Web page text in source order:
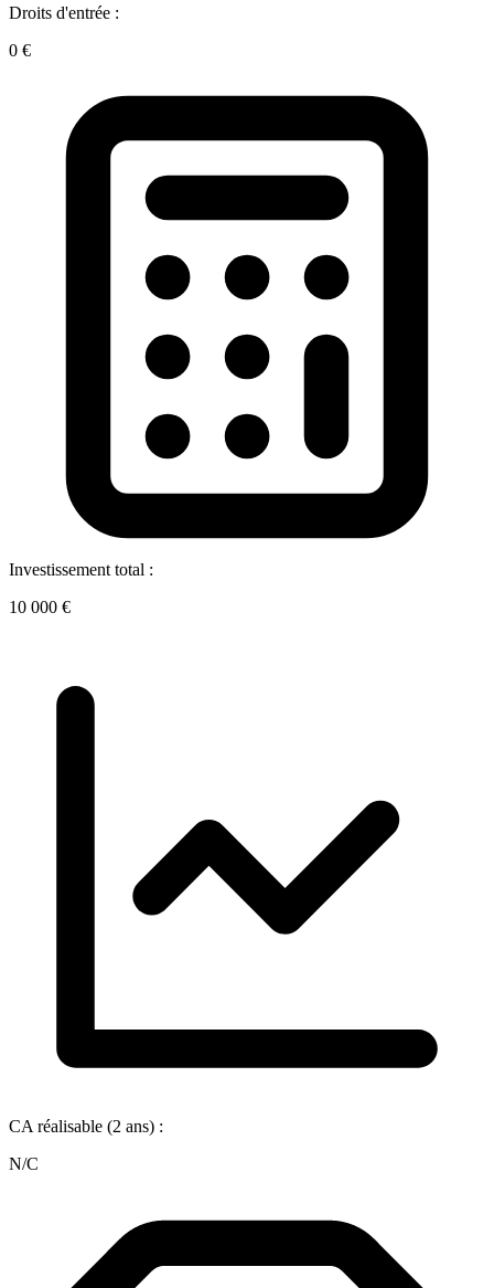
Droits d'entrée :
0 €
Investissement total :
10 000 €
CA réalisable (2 ans) :
N/C